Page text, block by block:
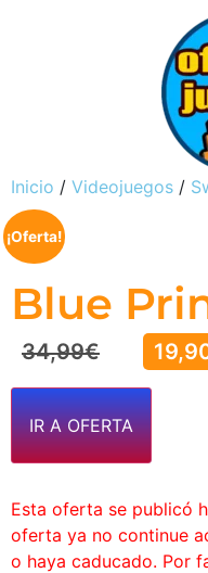
Inicio / Videojuegos /
¡Oferta!
Blue
34,99€
IR A OFERTA
Esta oferta se publicó
oferta ya no continue
o haya caducado. Por